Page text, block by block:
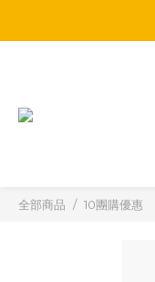
全部商品 10團購優惠